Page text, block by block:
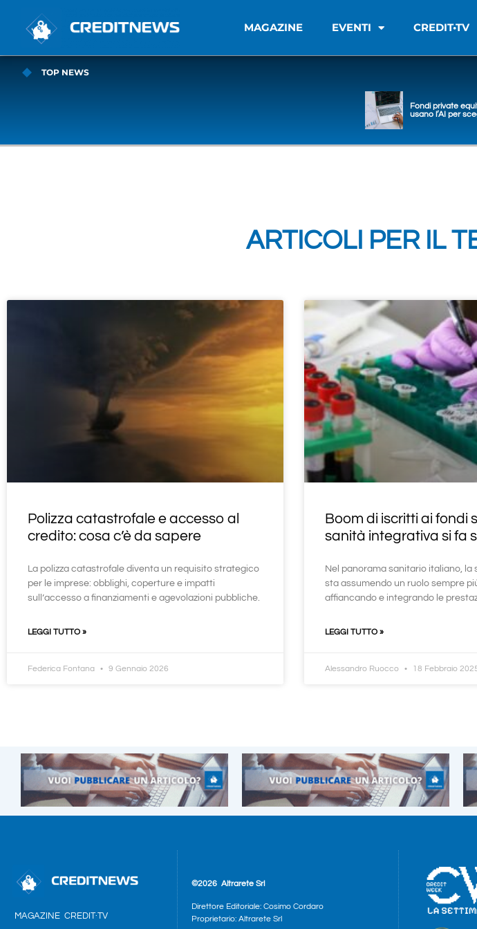
MAGAZINE EVENTI CREDIT•TV
TOP NEWS
Fondi private
usano l’AI per
ARTICOLI PER IL
Polizza catastrofale e accesso al
credito: cosa c’è da sapere
La polizza catastrofale diventa un requisito strategico
per le imprese: obblighi, coperture e impatti
sull’accesso a finanziamenti e agevolazioni pubbliche.
LEGGI TUTTO »
Federica Fontana 9 Gennaio 2026
Boom di iscritti ai fondi
sanità integrativa si fa
Nel panorama sanitario italiano, la
sta assumendo un ruolo sempre
affiancando e integrando le
LEGGI TUTTO »
Alessandro Ruocco 18 Febbraio
MAGAZINE CREDIT·TV
©2026 Altrarete Srl
Direttore Editoriale: Cosimo Cordaro
Proprietario: Altrarete Srl